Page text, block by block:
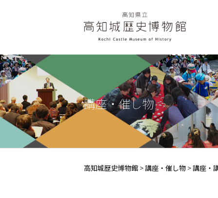
講座・催し物
高知城歴史博物館 >講座・催し物 >講座・